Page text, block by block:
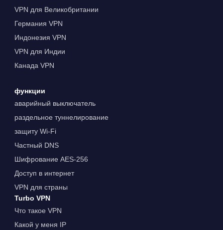
VPN для Великобритании
Германия VPN
Индонезия VPN
VPN для Индии
Канада VPN
функции
аварийный выключатель
раздельное туннелирование
защиту Wi-Fi
Частный DNS
Шифрование AES-256
Доступ в интернет
VPN для страны
Turbo VPN
Что такое VPN
Какой у меня IP